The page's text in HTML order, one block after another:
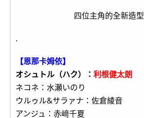
四位主角的全新造型
.
【恩那卡姆依】
オシュトル（ハク）： 利根健太朗
ネコネ：水瀬いのり
ウルゥル&サラァナ：佐倉綾音
アンジュ：赤﨑千夏